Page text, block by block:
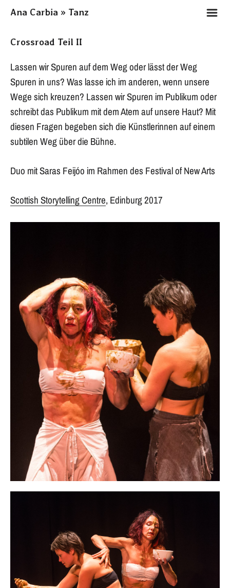
Ana Carbia » Tanz m
Crossroad Teil II
Lassen wir Spuren auf dem Weg oder lässt der Weg
Spuren in uns? Was lasse ich im anderen, wenn unsere
Wege sich kreuzen? Lassen wir Spuren im Publikum oder
schreibt das Publikum mit dem Atem auf unsere Haut? Mit
diesen Fragen begeben sich die Künstlerinnen auf einem
subtilen Weg über die Bühne.
Duo mit Saras Feijóo im Rahmen des Festival of New Arts
Scottish Storytelling Centre, Edinburg 2017